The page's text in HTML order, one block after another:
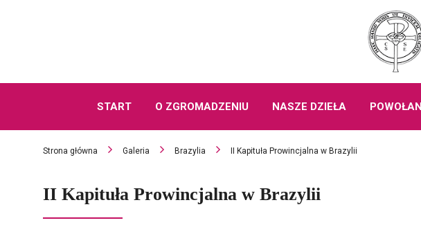
START O ZGROMADZENIU NASZE DZIEŁA
Strona główna Galeria Brazylia II Kapituła Prowincjalna w Brazylii
II Kapituła Prowincjalna w Brazylii